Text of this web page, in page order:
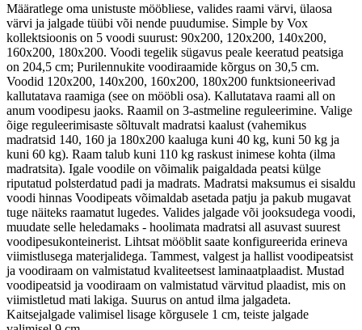
Määratlege oma unistuste mööbliese, valides raami värvi, ülaosa
värvi ja jalgade tüübi või nende puudumise. Simple by Vox
kollektsioonis on 5 voodi suurust: 90x200, 120x200, 140x200,
160x200, 180x200. Voodi tegelik sügavus peale keeratud peatsiga
on 204,5 cm; Purilennukite voodiraamide kõrgus on 30,5 cm.
Voodid 120x200, 140x200, 160x200, 180x200 funktsioneerivad
kallutatava raamiga (see on mööbli osa). Kallutatava raami all on
anum voodipesu jaoks. Raamil on 3-astmeline reguleerimine. Valige
õige reguleerimisaste sõltuvalt madratsi kaalust (vahemikus
madratsid 140, 160 ja 180x200 kaaluga kuni 40 kg, kuni 50 kg ja
kuni 60 kg). Raam talub kuni 110 kg raskust inimese kohta (ilma
madratsita). Igale voodile on võimalik paigaldada peatsi külge
riputatud polsterdatud padi ja madrats. Madratsi maksumus ei sisaldu
voodi hinnas Voodipeats võimaldab asetada patju ja pakub mugavat
tuge näiteks raamatut lugedes. Valides jalgade või jooksudega voodi,
muudate selle heledamaks - hoolimata madratsi all asuvast suurest
voodipesukonteinerist. Lihtsat mööblit saate konfigureerida erineva
viimistlusega materjalidega. Tammest, valgest ja hallist voodipeatsist
ja voodiraam on valmistatud kvaliteetsest laminaatplaadist. Mustad
voodipeatsid ja voodiraam on valmistatud värvitud plaadist, mis on
viimistletud mati lakiga. Suurus on antud ilma jalgadeta.
Kaitsejalgade valimisel lisage kõrgusele 1 cm, teiste jalgade